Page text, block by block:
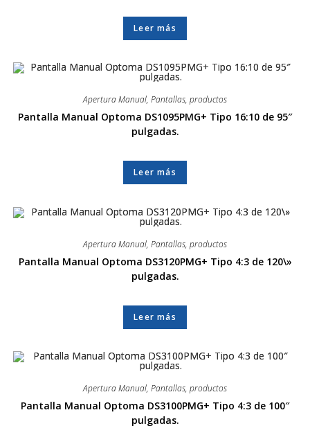
Leer más
Apertura Manual, Pantallas, productos
Pantalla Manual Optoma DS1095PMG+ Tipo 16:10 de 95″
pulgadas.
Leer más
Apertura Manual, Pantallas, productos
Pantalla Manual Optoma DS3120PMG+ Tipo 4:3 de 120\»
pulgadas.
Leer más
Apertura Manual, Pantallas, productos
Pantalla Manual Optoma DS3100PMG+ Tipo 4:3 de 100″
pulgadas.